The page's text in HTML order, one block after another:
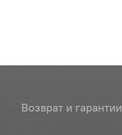
Возврат и гарантии